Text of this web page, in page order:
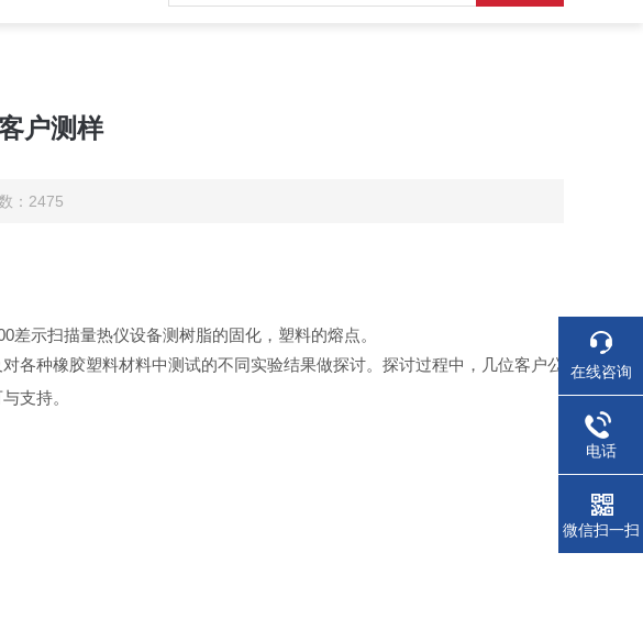
户测样
：2475
示扫描量热仪设备测树脂的固化，塑料的熔点。
各种橡胶塑料材料中测试的不同实验结果做探讨。探讨过程中，几位客户公
支持。
在线咨询
电话
微信扫一扫